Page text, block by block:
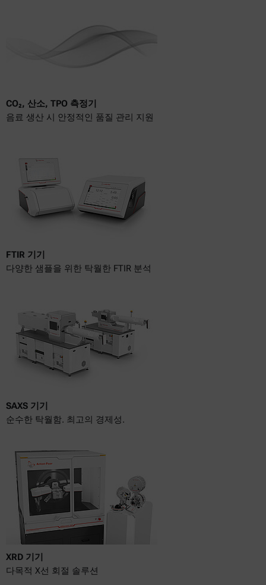
CO₂, 산소, TPO 측정기
음료 생산 시 안정적인 품질 관리 지원
FTIR 기기
다양한 샘플을 위한 탁월한 FTIR 분석
SAXS 기기
순수한 탁월함. 최고의 경제성.
XRD 기기
다목적 X선 회절 솔루션